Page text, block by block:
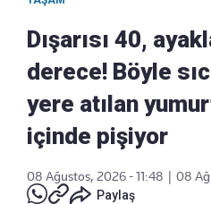
Dışarısı 40,
derece! Böyle
yere atılan
içinde pişiyor
08 Ağustos, 2026 - 11:48
08
Paylaş